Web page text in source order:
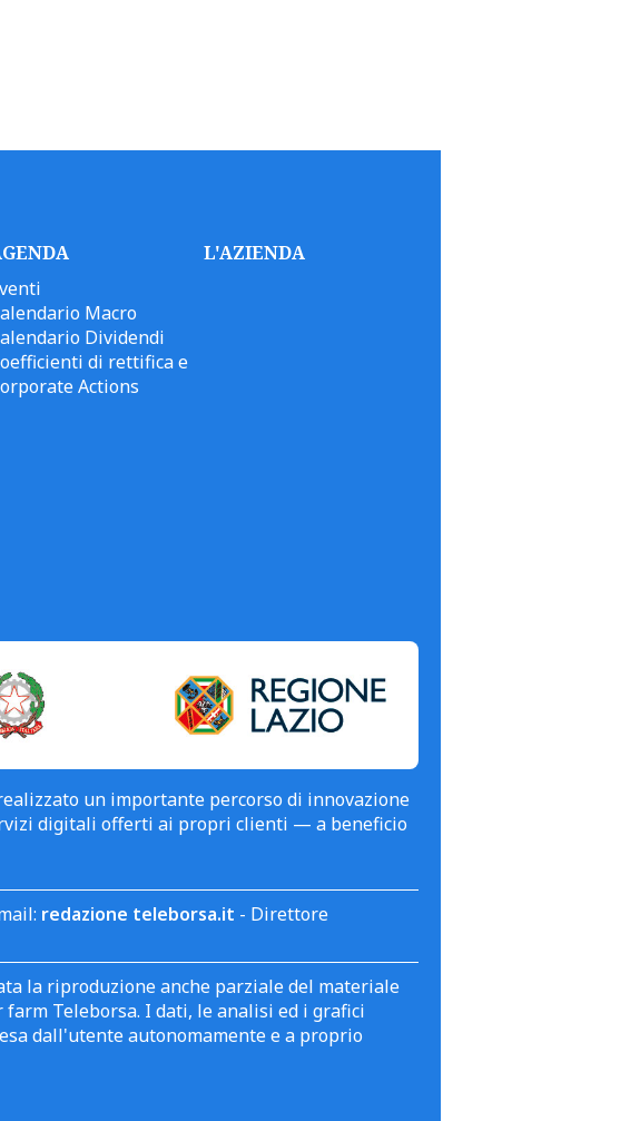
Macro
Dividendi
di rettifica e
Actions
L'AZIENDA
un importante percorso di innovazione
digitali offerti ai propri clienti — a beneficio
redazione teleborsa.it - Direttore
la riproduzione anche parziale del materiale
Teleborsa. I dati, le analisi ed i grafici
dall'utente autonomamente e a proprio